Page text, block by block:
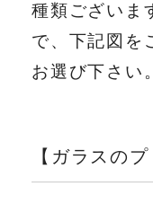
種類ございま
で、下記図を
お選び下さい。
【ガラスのプ